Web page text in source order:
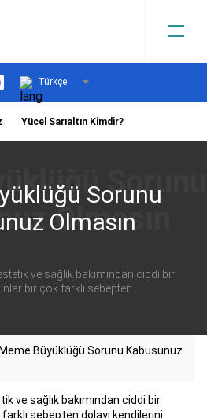
Türkçe
Yücel Sarıaltın Kimdir?
Sorunu
Olmasın
ve sağlık bakımından ciddi bir
bir çok farklı sebepten...
Meme Büyüklüğü Sorunu Kabusunuz
ve sağlık bakımından ciddi bir
sebepten dolayı kendilerini